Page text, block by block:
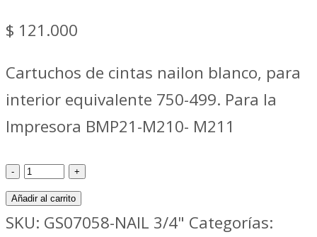
$ 121.000
Cartuchos de cintas nailon blanco, para
interior equivalente 750-499. Para la
Impresora BMP21-M210- M211
Cartuchos
de
cinta
Añadir al carrito
SKU: GS07058-NAIL 3/4" Categorías: